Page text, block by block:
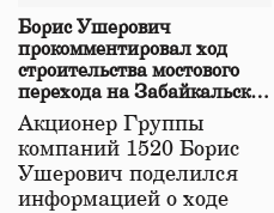
Борис Ушерович
прокомментировал ход
строительства мостового
перехода на Забайкальской
железной дороге
Акционер Группы
компаний 1520 Борис
Ушерович поделился
информацией о ходе